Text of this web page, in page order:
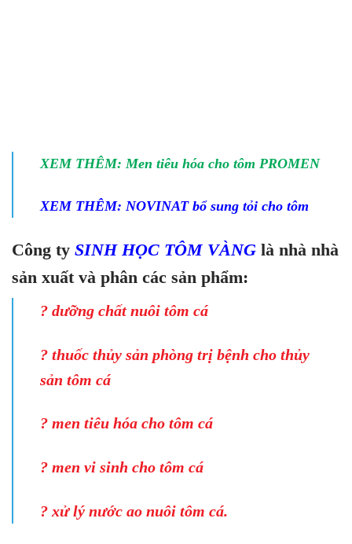
XEM THÊM: Men tiêu hóa cho tôm PROMEN
XEM THÊM: NOVINAT bổ sung tỏi cho tôm
Công ty SINH HỌC TÔM VÀNG là nhà nhà
sản xuất và phân các sản phẩm:
? dưỡng chất nuôi tôm cá
? thuốc thủy sản phòng trị bệnh cho thủy
sản tôm cá
? men tiêu hóa cho tôm cá
? men vi sinh cho tôm cá
? xử lý nước ao nuôi tôm cá.